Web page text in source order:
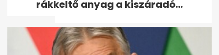
változtatnia - A hét...
rákkeltő anyag a kiszáradó...